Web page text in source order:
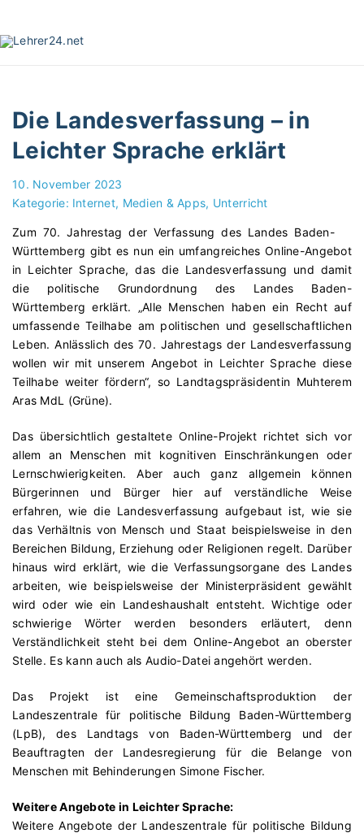
i
Die Landesverfassung – in
Leichter Sprache erklärt
10. November 2023
Kategorie: Internet, Medien & Apps Unterricht
Zum 70. Jahrestag der Verfassung des Landes Baden-
Württemberg gibt es nun ein umfangreiches Online-Angebot
in Leichter Sprache, das die Landesverfassung und damit
die politische Grundordnung des Landes Baden-
Württemberg erklärt. „Alle Menschen haben ein Recht auf
umfassende Teilhabe am politischen und gesellschaftlichen
Leben. Anlässlich des 70. Jahrestags der Landesverfassung
wollen wir mit unserem Angebot in Leichter Sprache diese
Teilhabe weiter fördern“, so Landtagspräsidentin Muhterem
Aras MdL (Grüne).
Das übersichtlich gestaltete Online-Projekt richtet sich vor
allem an Menschen mit kognitiven Einschränkungen oder
Lernschwierigkeiten. Aber auch ganz allgemein können
Bürgerinnen und Bürger hier auf verständliche Weise
erfahren, wie die Landesverfassung aufgebaut ist, wie sie
das Verhältnis von Mensch und Staat beispielsweise in den
Bereichen Bildung, Erziehung oder Religionen regelt. Darüber
hinaus wird erklärt, wie die Verfassungsorgane des Landes
arbeiten, wie beispielsweise der Ministerpräsident gewählt
wird oder wie ein Landeshaushalt entsteht. Wichtige oder
schwierige Wörter werden besonders erläutert, denn
Verständlichkeit steht bei dem Online-Angebot an oberster
Stelle. Es kann auch als Audio-Datei angehört werden.
Das Projekt ist eine Gemeinschaftsproduktion der
Landeszentrale für politische Bildung Baden-Württemberg
(LpB), des Landtags von Baden-Württemberg und der
Beauftragten der Landesregierung für die Belange von
Menschen mit Behinderungen Simone Fischer.
Weitere Angebote in Leichter Sprache:
Weitere Angebote der Landeszentrale für politische Bildung